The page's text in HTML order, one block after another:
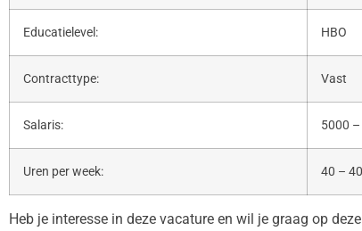
Educatielevel: HBO
Contracttype: Vast
Salaris: 5000
Uren per week: 40 – 40
Heb je interesse in deze vacature en wil je graag op